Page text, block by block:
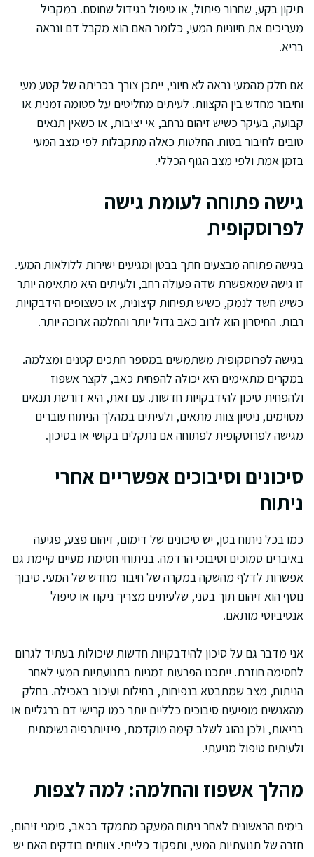
תיקון בקע, שחרור פיתול, או טיפול בגידול שחוסם. במקביל
מעריכים את חיוניות המעי, כלומר האם הוא מקבל דם ונראה
בריא.
אם חלק מהמעי נראה לא חיוני, ייתכן צורך בכריתה של קטע מעי
וחיבור מחדש בין הקצוות. לעיתים מחליטים על סטומה זמנית או
קבועה, בעיקר כשיש זיהום נרחב, אי יציבות, או כשאין תנאים
טובים לחיבור בטוח. החלטות כאלה מתקבלות לפי מצב המעי
בזמן אמת ולפי מצב הגוף הכללי.
גישה פתוחה לעומת גישה
לפרוסקופית
בגישה פתוחה מבצעים חתך בבטן ומגיעים ישירות ללולאות המעי.
זו גישה שמאפשרת שדה פעולה רחב, ולעיתים היא מתאימה יותר
כשיש חשד לנמק, כשיש תפיחות קיצונית, או כשצופים הידבקויות
רבות. החיסרון הוא לרוב כאב גדול יותר והחלמה ארוכה יותר.
בגישה לפרוסקופית משתמשים במספר חתכים קטנים ומצלמה.
במקרים מתאימים היא יכולה להפחית כאב, לקצר אשפוז
ולהפחית סיכון להידבקויות חדשות. עם זאת, היא דורשת תנאים
מסוימים, ניסיון צוות מתאים, ולעיתים במהלך הניתוח עוברים
מגישה לפרוסקופית לפתוחה אם נתקלים בקושי או בסיכון.
סיכונים וסיבוכים אפשריים אחרי
ניתוח
כמו בכל ניתוח בטן, יש סיכונים של דימום, זיהום פצע, פגיעה
באיברים סמוכים וסיבוכי הרדמה. בניתוחי חסימת מעיים קיימת גם
אפשרות לדלף מהשקה במקרה של חיבור מחדש של המעי. סיבוך
נוסף הוא זיהום תוך בטני, שלעיתים מצריך ניקוז או טיפול
אנטיביוטי מותאם.
אני מדבר גם על סיכון להידבקויות חדשות שיכולות בעתיד לגרום
לחסימה חוזרת. ייתכנו הפרעות זמניות בתנועתיות המעי לאחר
הניתוח, מצב שמתבטא בנפיחות, בחילות ועיכוב באכילה. בחלק
מהאנשים מופיעים סיבוכים כלליים יותר כמו קרישי דם ברגליים או
בריאות, ולכן נהוג לשלב קימה מוקדמת, פיזיותרפיה נשימתית
ולעיתים טיפול מניעתי.
מהלך אשפוז והחלמה: למה לצפות
בימים הראשונים לאחר ניתוח המעקב מתמקד בכאב, סימני זיהום,
חזרה של תנועתיות המעי, ותפקוד כלייתי. צוותים בודקים האם יש